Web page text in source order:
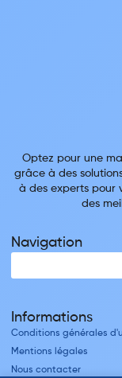
Optez pour une
grâce à des
à des experts pour
des
Navigation
Informations
Conditions générales
Mentions légales
Nous contacter